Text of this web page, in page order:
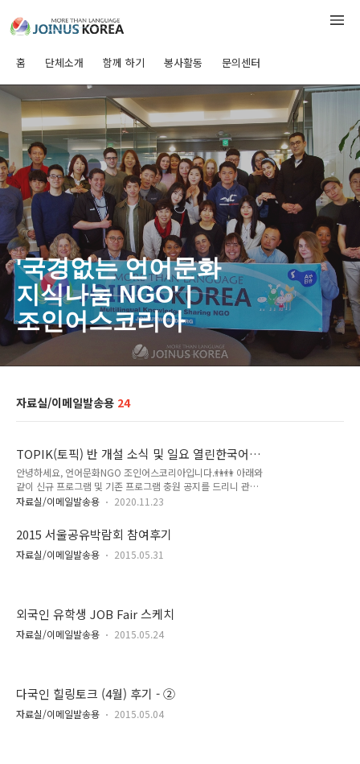
홈 단체소개 함께 하기 봉사활동 문의센터
'국경없는 언어문화
지식나눔 NGO' |
조인어스코리아
자료실/이메일발송용 24
TOPIK(토픽) 반 개설 소식 및 일요 열린한국어교
실 모집 (신규 봉사자 충원)
안녕하세요, 언어문화NGO 조인어스코리아입니다.👫👫 아래와
같이 신규 프로그램 및 기존 프로그램 충원 공지를 드리니 관심
있는 회원분들은 문의 부탁드립니다. 1) TOPIK(토픽) 반 개설
요일 오후 2시 ~ 4시 - 희망 봉사자는 가르칠 교재 선정 및 커리
큘럼 구성에 참여가 가능해야 함 (온라인/ 비대면 소통으로 진
행) - 시작일: 내년 1월초부터 예정 ※ 관련 교육 유경험자 우대
한함) (반 구분 없음) ..
자료실/이메일발송용 2020.11.23
2015 서울공유박람회 참여후기
자료실/이메일발송용 2015.05.31
외국인 유학생 JOB Fair 스케치
자료실/이메일발송용 2015.05.24
다국인 힐링토크 (4월) 후기 - ②
자료실/이메일발송용 2015.05.04